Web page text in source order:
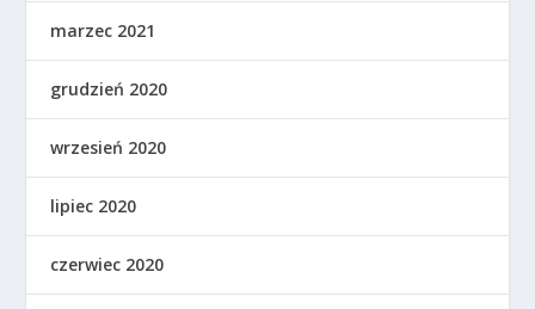
marzec 2021
grudzień 2020
wrzesień 2020
lipiec 2020
czerwiec 2020